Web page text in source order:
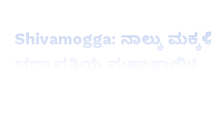
Shivamogga: ನಾಲ್ಕು